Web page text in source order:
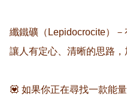
纖鐵礦（Lepidocrocite）－
讓人有定心、清晰的思路，
💟 如果你正在尋找一款能